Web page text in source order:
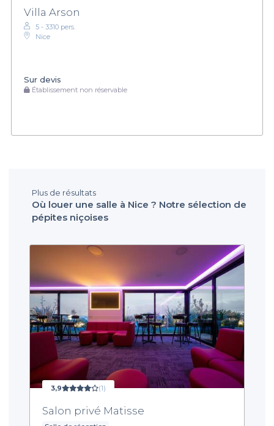
Villa Arson
5 - 3310 pers.
Nice
Sur devis
Établissement non réservable
Plus de résultats
Où louer une salle à Nice ? Notre sélection de
pépites niçoises
3,9 (1)
Salon privé Matisse